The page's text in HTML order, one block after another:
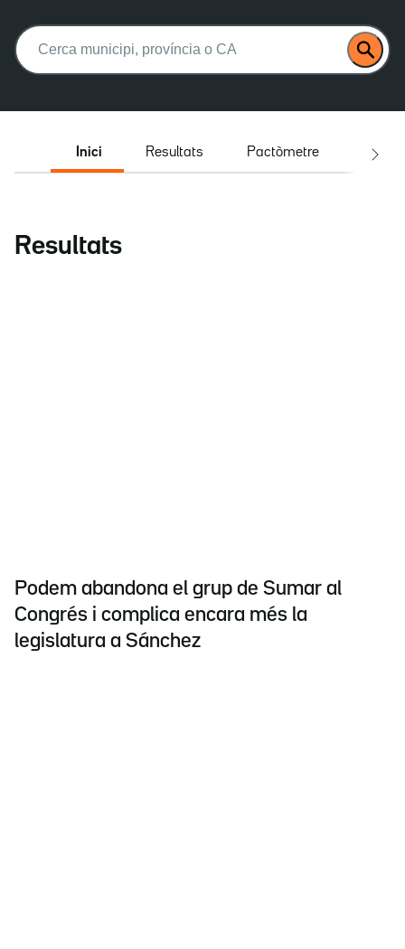
Buscar:
Inici Resultats Pactòmetre
Resultats
Podem abandona el grup de Sumar al
Congrés i complica encara més la
legislatura a Sánchez